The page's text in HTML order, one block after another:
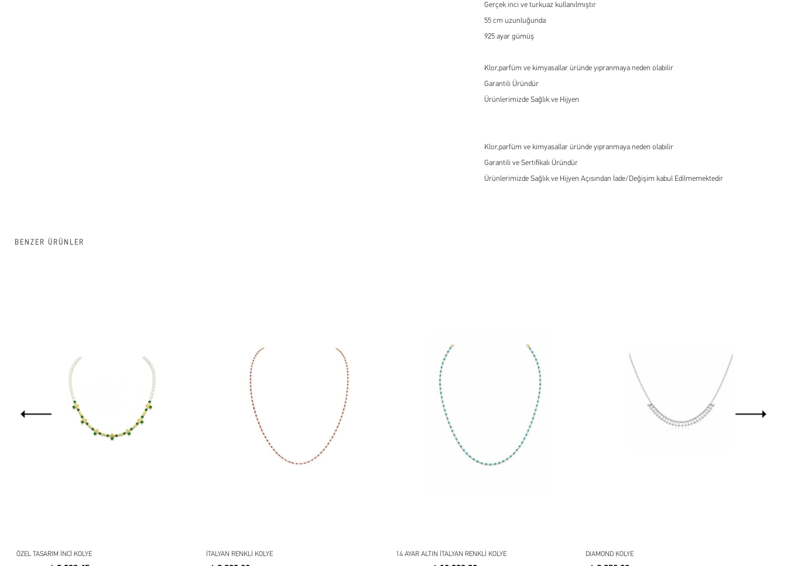
Gerçek inci ve turkuaz kullanılmıştır
55 cm uzunluğunda
925 ayar gümüş
Klor,parfüm ve kimyasallar üründe yıpranmaya neden olabilir
Garantili Üründür
Ürünlerimizde Sağlık ve Hijyen
Klor,parfüm ve kimyasallar üründe yıpranmaya neden olabilir
Garantili ve Sertifikalı Üründür
Ürünlerimizde Sağlık ve Hijyen Açısından İade/Değişim kabul Edilmemektedir
BENZER ÜRÜNLER
ÖZEL TASARIM İNCİ KOLYE İTALYAN RENKLİ KOLYE 14 AYAR ALTIN İTALYAN RENKLİ KOLYE DIAMOND KOLYE